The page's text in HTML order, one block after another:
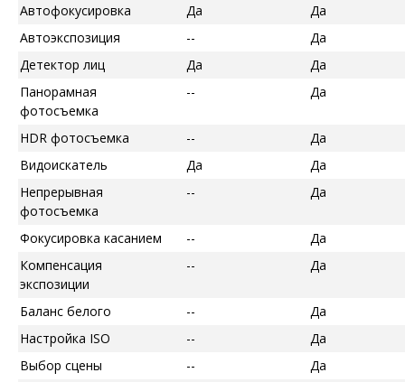
Автофокусировка
Да
Да
Автоэкспозиция
--
Да
Детектор лиц
Да
Да
Панорамная
фотосъемка
-- Да
HDR фотосъемка --
Да
Видоискатель
Да
Да
Непрерывная
фотосъемка
-- Да
Фокусировка касанием --
Да
Компенсация
экспозиции
-- Да
Баланс белого --
Да
Настройка ISO
--
Да
Выбор сцены
--
Да